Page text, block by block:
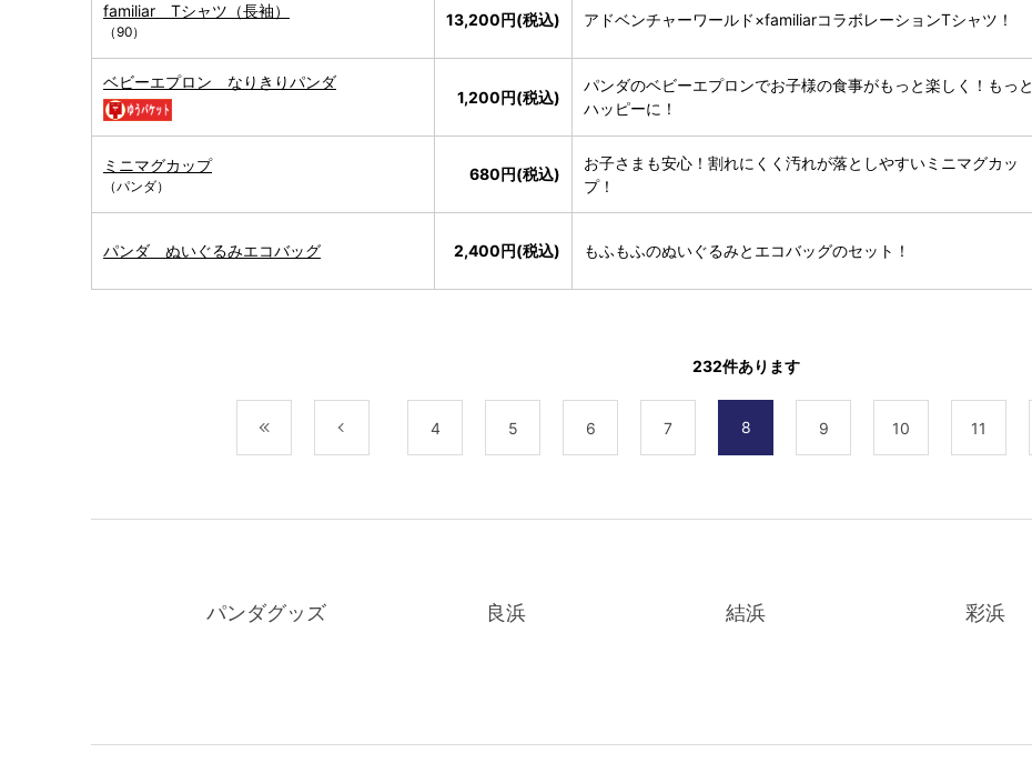
familiar Tシャツ（長袖）
（90）
13,200円(税込) アドベンチャーワールド×familiarコラボレーションTシャツ！
ベビーエプロン なりきりパンダ
1,200円(税込)
パンダのベビーエプロンでお子様の食事がもっと楽しく！もっと
ハッピーに！
ミニマグカップ
（パンダ）
680円(税込)
お子さまも安心！割れにくく汚れが落としやすいミニマグカッ
プ！
パンダ ぬいぐるみエコバッグ 2,400円(税込) もふもふのぬいぐるみとエコバッグのセット！
232件あります
4 5 6 7 8 9 10 11
パンダグッズ 良浜 結浜 彩浜